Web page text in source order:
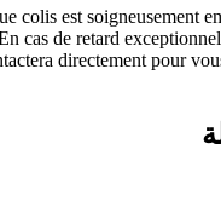
colis est soigneusement
cas de retard
directement pour